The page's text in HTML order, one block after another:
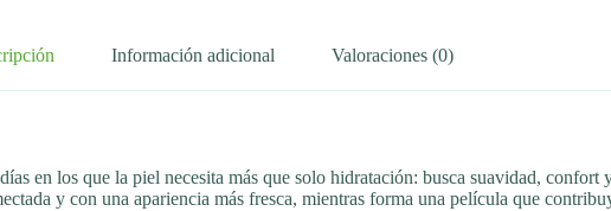
Información adicional Valoraciones (0)
en los que la piel necesita más que solo hidratación: busca suavidad,
y con una apariencia más fresca, mientras forma una película que